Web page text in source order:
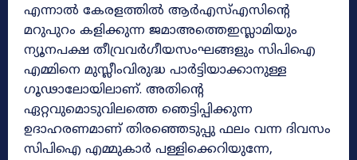
എന്നാൽ കേരളത്തിൽ ആർഎസ്എസിന്റെ
മറുപുറം കളിക്കുന്ന ജമാഅത്തെഇസ്ലാമിയും
ന്യൂനപക്ഷ തീവ്രവർഗീയസംഘങ്ങളും സിപിഐ
എമ്മിനെ മുസ്ലീംവിരുദ്ധ പാർട്ടിയാക്കാനുള്ള
ഗൂഢാലോയിലാണ്. അതിന്റെ
ഏറ്റവുമൊടുവിലത്തെ ഞെട്ടിപ്പിക്കുന്ന
ഉദാഹരണമാണ് തിരഞ്ഞെടുപ്പു ഫലം വന്ന ദിവസം
സിപിഐ എമ്മുകാർ പള്ളിക്കെറിയുന്നേ,